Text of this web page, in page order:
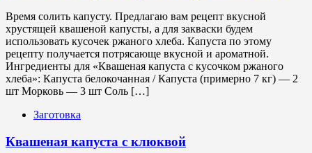
Время солить капусту. Предлагаю вам рецепт вкусной
хрустящей квашеной капусты, а для закваски будем
использовать кусочек ржаного хлеба. Капуста по этому
рецепту получается потрясающе вкусной и ароматной.
Ингредиенты для «Квашеная капуста с кусочком ржаного
хлеба»: Капуста белокочанная / Капустa (примерно 7 кг) — 2
шт Морковь — 3 шт Соль […]
Заготовка
Квашеная капуста с клюквой